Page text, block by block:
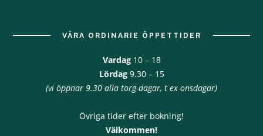
VÅRA ORDINARIE ÖPPETTIDER
Vardag10 – 18
Lördag9.30 – 15
(vi öppnar 9.30 alla torg-dagar, t ex onsdagar)
Övriga tider efter bokning!
Välkommen!